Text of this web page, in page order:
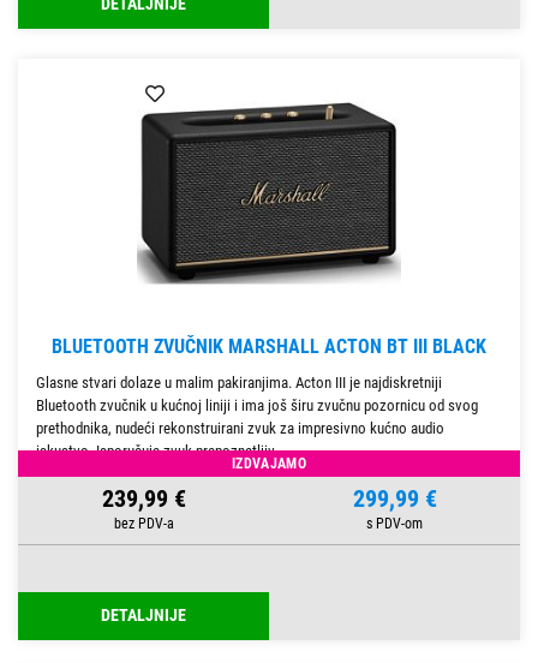
DETALJNIJE
BLUETOOTH ZVUČNIK MARSHALL ACTON BT III BLACK
Glasne stvari dolaze u malim pakiranjima. Acton III je najdiskretniji
Bluetooth zvučnik u kućnoj liniji i ima još širu zvučnu pozornicu od svog
prethodnika, nudeći rekonstruirani zvuk za impresivno kućno audio
iskustvo. Isporučuje zvuk prepoznatljiv
IZDVAJAMO
239,99 € 299,99 €
DETALJNIJE